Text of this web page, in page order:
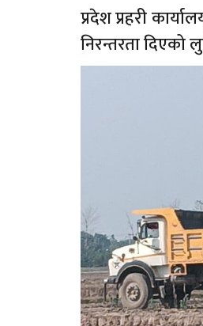
प्रदेश प्रहरी
निरन्तरता दिएको